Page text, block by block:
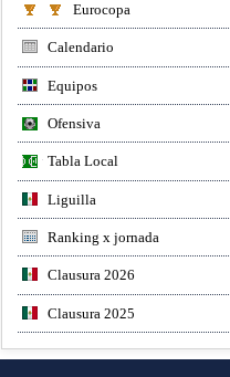
Eurocopa
Calendario
Equipos
Ofensiva
Tabla Local
Liguilla
Ranking x jornada
Clausura 2026
Clausura 2025